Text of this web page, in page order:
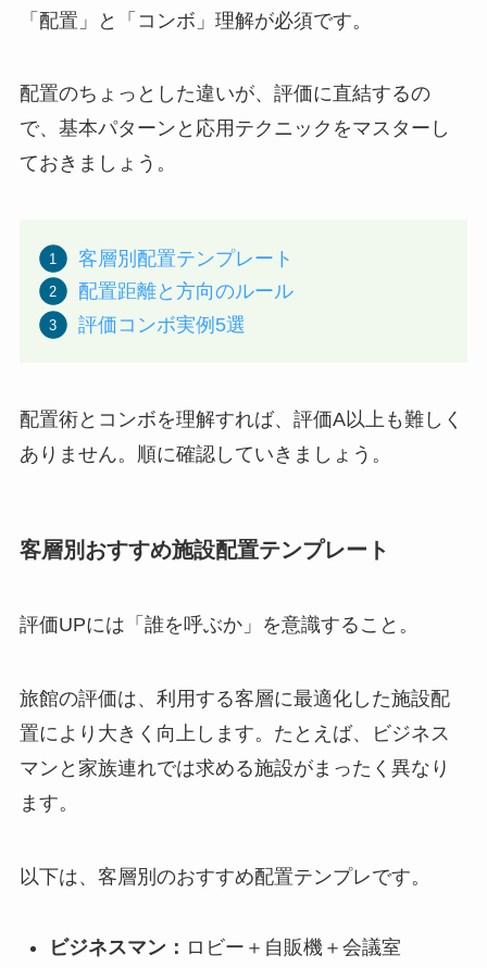
「配置」と「コンボ」理解が必須です。
配置のちょっとした違いが、評価に直結するの
で、基本パターンと応用テクニックをマスターし
ておきましょう。
客層別配置テンプレート
配置距離と方向のルール
評価コンボ実例5選
配置術とコンボを理解すれば、評価A以上も難しく
ありません。順に確認していきましょう。
客層別おすすめ施設配置テンプレート
評価UPには「誰を呼ぶか」を意識すること。
旅館の評価は、利用する客層に最適化した施設配
置により大きく向上します。たとえば、ビジネス
マンと家族連れでは求める施設がまったく異なり
ます。
以下は、客層別のおすすめ配置テンプレです。
ビジネスマン： ロビー＋自販機＋会議室